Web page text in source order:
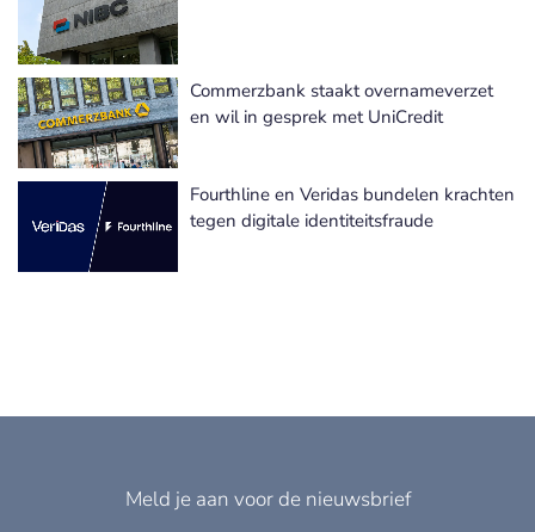
Commerzbank staakt overnameverzet
en wil in gesprek met UniCredit
Fourthline en Veridas bundelen krachten
tegen digitale identiteitsfraude
Meld je aan voor de nieuwsbrief